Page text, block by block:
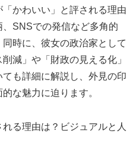
かわいい」と評される理由
SNSでの発信など多角的
時に、彼女の政治家として
減」や「財政の見える化」
も詳細に解説し、外見の印
な魅力に迫ります。
る理由は？ビジュアルと人